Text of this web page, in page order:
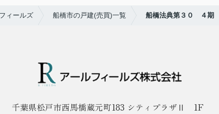
ィールズ 船橋市の戸建(売買)一覧 船橋法典第３０ ４期
千葉県松戸市西馬橋蔵元町183 シティプラザⅡ 1F